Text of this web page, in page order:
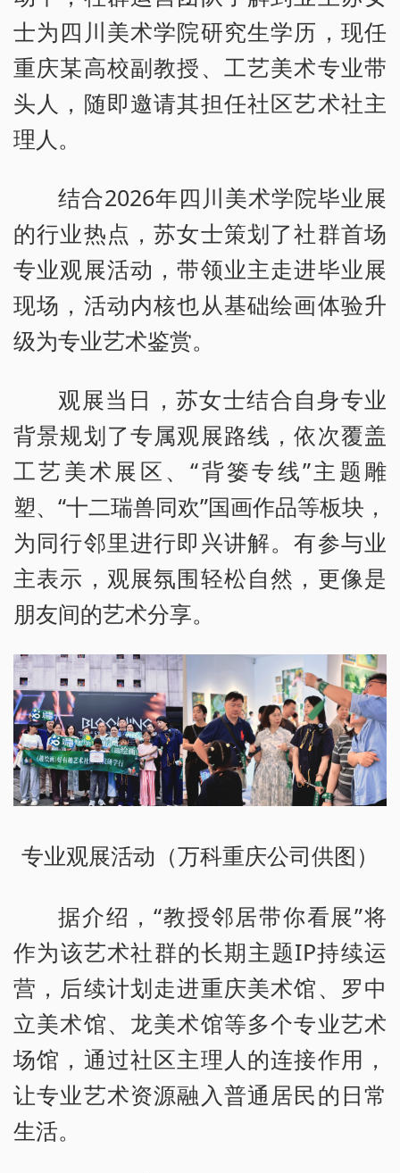
士为四川美术学院研究生学历，现任
重庆某高校副教授、工艺美术专业带
头人，随即邀请其担任社区艺术社主
理人。
结合2026年四川美术学院毕业展
的行业热点，苏女士策划了社群首场
专业观展活动，带领业主走进毕业展
现场，活动内核也从基础绘画体验升
级为专业艺术鉴赏。
观展当日，苏女士结合自身专业
背景规划了专属观展路线，依次覆盖
工艺美术展区、“背篓专线”主题雕
塑、“十二瑞兽同欢”国画作品等板块，
为同行邻里进行即兴讲解。有参与业
主表示，观展氛围轻松自然，更像是
朋友间的艺术分享。
专业观展活动（万科重庆公司供图）
据介绍，“教授邻居带你看展”将
作为该艺术社群的长期主题IP持续运
营，后续计划走进重庆美术馆、罗中
立美术馆、龙美术馆等多个专业艺术
场馆，通过社区主理人的连接作用，
让专业艺术资源融入普通居民的日常
生活。